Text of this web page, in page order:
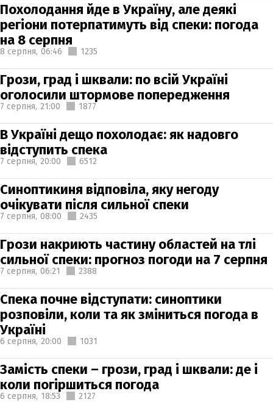
Похолодання йде в Україну, але деякі
регіони потерпатимуть від спеки: погода
на 8 серпня
8 серпня, 06:46 1235
Грози, град і шквали: по всій Україні
оголосили штормове попередження
7 серпня, 21:00 1877
В Україні дещо похолодає: як надовго
відступить спека
7 серпня, 20:00 6512
Синоптикиня відповіла, яку негоду
очікувати після сильної спеки
7 серпня, 08:00 2435
Грози накриють частину областей на тлі
сильної спеки: прогноз погоди на 7 серпня
7 серпня, 06:21 2388
Спека почне відступати: синоптики
розповіли, коли та як зміниться погода в
Україні
6 серпня, 20:00 1031
Замість спеки – грози, град і шквали: де і
коли погіршиться погода
6 серпня, 18:53 2127